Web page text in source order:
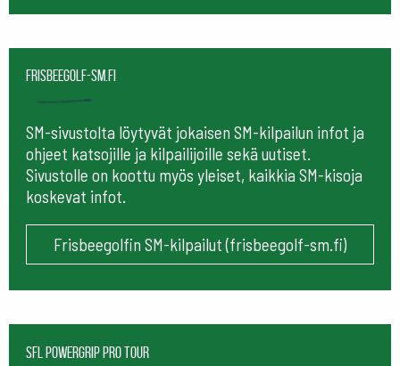
frisbeegolf-sm.fi
SM-sivustolta löytyvät jokaisen SM-kilpailun infot ja
ohjeet katsojille ja kilpailijoille sekä uutiset.
Sivustolle on koottu myös yleiset, kaikkia SM-kisoja
koskevat infot.
Frisbeegolfin SM-kilpailut (frisbeegolf-sm.fi)
SFL Powergrip Pro Tour